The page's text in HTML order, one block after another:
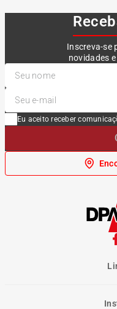
Inscreva-se
novidades
Eu aceito receber